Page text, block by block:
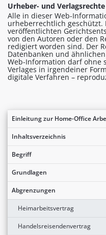
Einleitung zur Home-Office
Inhaltsverzeichnis
Begriff
Grundlagen
Abgrenzungen
Heimarbeitsvertrag
Handelsreisendenvertrag
Urheber- und Verlagsrechte
Alle in dieser Web-
urheberrechtlich geschützt.
veröffentlichten
von den Autoren oder den
redigiert worden sind. Der
Datenbanken und
Web-Information darf ohne
Verlages in irgendeiner
digitale Verfahren –